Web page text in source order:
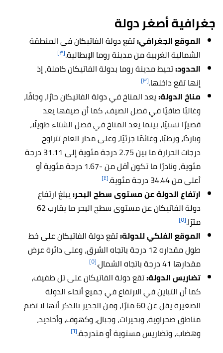
جغرافية أصغر دولة
الموقع الجغرافي:تقع دولة الفاتيكان في المنطقة
الشمالية الغربية من مدينة روما الإيطالية.[٣]
الحدود:تحيط مدينة روما بدولة الفاتيكان كاملة، إذ
إنها تقع داخلها.[٣]
مناخ الدولة:يعد المناخ في دولة الفاتيكان حارًا، وجافًا،
وغالبًا صافيًا في فصل الصيف، كما أن صيفها يعد
قصيرًا نسبيًا، بينما يعد المناخ في فصل الشتاء طويلًا،
وباردًا، ورطبًا، وغائمًا جزئيًا، وعلى مدار العام تتراوح
درجات الحرارة ما بين 2.75 درجة مئوية إلى 31.11 درجة
مئوية، ونادرًا ما تكون أقل من -1.67 درجة مئوية أو
أعلى من 34.44 درجة مئوية.
[٤]
ارتفاع الدولة عن مستوى سطح البحر:يبلغ ارتفاع
دولة الفاتيكان عن مستوى سطح البحر ما يقارب 62
مترًا.[٥]
الموقع الفلكي للدولة:تقع دولة الفاتيكان على خط
طول مقداره 12 درجة باتجاه الشرق، وعلى دائرة عرض
مقدارها 41 درجة باتجاه الشمال.
[٥]
تضاريس الدولة:تقع دولة الفاتيكان على تل طفيف،
كما أن التباين في الارتفاع في جميع أنحاء الدولة
الصغيرة يقل عن 60 مترًا، ومن الجدير بالذكر أنها لا تضم
مناطق صحراوية، وبحيرات، وجبال، وكهوف، وأخاديد،
وهضاب، وتضاريس مستوية أو متدرجة.[٦]